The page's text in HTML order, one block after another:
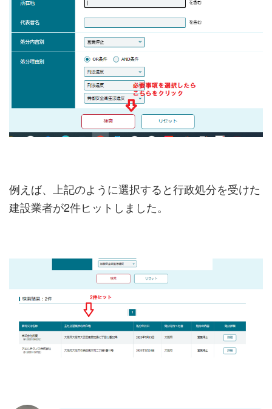
例えば、上記のように選択すると行政処分を受けた
建設業者が2件ヒットしました。